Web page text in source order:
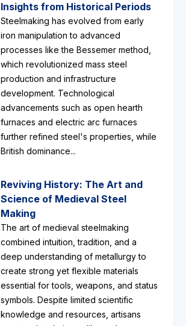
Insights from Historical Periods
Steelmaking has evolved from early
iron manipulation to advanced
processes like the Bessemer method,
which revolutionized mass steel
production and infrastructure
development. Technological
advancements such as open hearth
furnaces and electric arc furnaces
further refined steel's properties, while
British dominance...
Reviving History: The Art and
Science of Medieval Steel
Making
The art of medieval steelmaking
combined intuition, tradition, and a
deep understanding of metallurgy to
create strong yet flexible materials
essential for tools, weapons, and status
symbols. Despite limited scientific
knowledge and resources, artisans